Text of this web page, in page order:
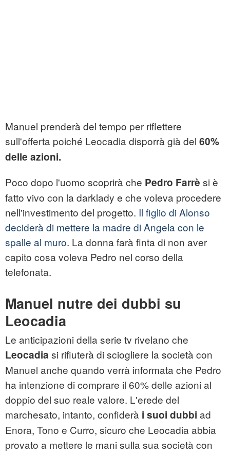
Manuel prenderà del tempo per riflettere
sull'offerta poiché Leocadia disporrà già del 60%
delle azioni.
Poco dopo l'uomo scoprirà che Pedro Farrè si è
fatto vivo con la darklady e che voleva procedere
nell'investimento del progetto. Il figlio di Alonso
deciderà di mettere la madre di Angela con le
spalle al muro. La donna farà finta di non aver
capito cosa voleva Pedro nel corso della
telefonata.
Manuel nutre dei dubbi su
Leocadia
Le anticipazioni della serie tv rivelano che
Leocadia si rifiuterà di sciogliere la società con
Manuel anche quando verrà informata che Pedro
ha intenzione di comprare il 60% delle azioni al
doppio del suo reale valore. L'erede del
marchesato, intanto, confiderà i suoi dubbi ad
Enora, Tono e Curro, sicuro che Leocadia abbia
provato a mettere le mani sulla sua società con